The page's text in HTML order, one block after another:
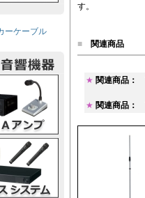
す。
■ 関連商品
★ 関連商品：
★ 関連商品：
ーケーブル